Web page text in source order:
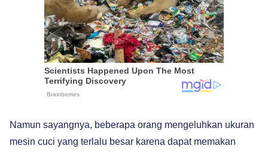
Namun sayangnya, beberapa orang mengeluhkan ukuran
mesin cuci yang terlalu besar karena dapat memakan